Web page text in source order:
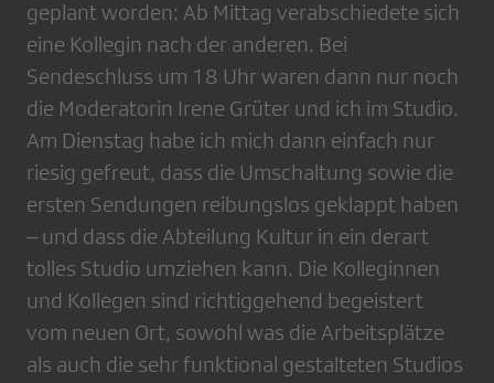
geplant worden: Ab Mittag verabschiedete sich
eine Kollegin nach der anderen. Bei
Sendeschluss um 18 Uhr waren dann nur noch
die Moderatorin Irene Grüter und ich im Studio.
Am Dienstag habe ich mich dann einfach nur
riesig gefreut, dass die Umschaltung sowie die
ersten Sendungen reibungslos geklappt haben
– und dass die Abteilung Kultur in ein derart
tolles Studio umziehen kann. Die Kolleginnen
und Kollegen sind richtiggehend begeistert
vom neuen Ort, sowohl was die Arbeitsplätze
als auch die sehr funktional gestalteten Studios